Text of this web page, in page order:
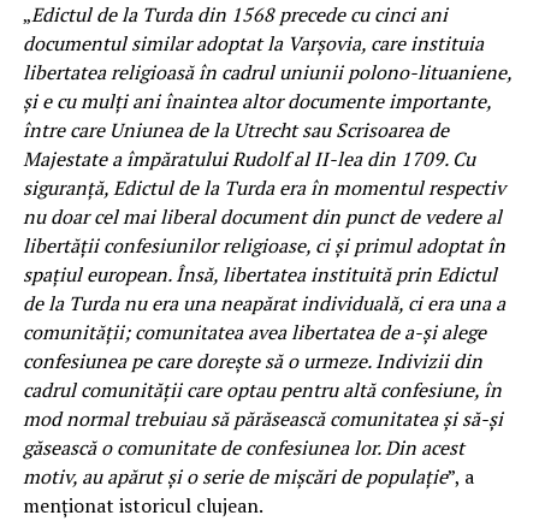
„Edictul de la Turda din 1568 precede cu cinci ani
documentul similar adoptat la Varșovia, care instituia
libertatea religioasă în cadrul uniunii polono-lituaniene,
și e cu mulți ani înaintea altor documente importante,
între care Uniunea de la Utrecht sau Scrisoarea de
Majestate a împăratului Rudolf al II-lea din 1709. Cu
siguranță, Edictul de la Turda era în momentul respectiv
nu doar cel mai liberal document din punct de vedere al
libertății confesiunilor religioase, ci și primul adoptat în
spațiul european. Însă, libertatea instituită prin Edictul
de la Turda nu era una neapărat individuală, ci era una a
comunității; comunitatea avea libertatea de a-și alege
confesiunea pe care dorește să o urmeze. Indivizii din
cadrul comunității care optau pentru altă confesiune, în
mod normal trebuiau să părăsească comunitatea și să-și
găsească o comunitate de confesiunea lor. Din acest
motiv, au apărut și o serie de mișcări de populație”, a
menționat istoricul clujean.